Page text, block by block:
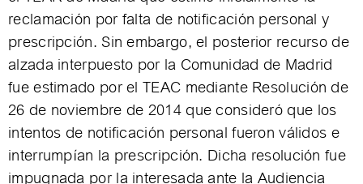
reclamación por falta de notificación personal y
prescripción. Sin embargo, el posterior recurso de
alzada interpuesto por la Comunidad de Madrid
fue estimado por el TEAC mediante Resolución de
26 de noviembre de 2014 que consideró que los
intentos de notificación personal fueron válidos e
interrumpían la prescripción. Dicha resolución fue